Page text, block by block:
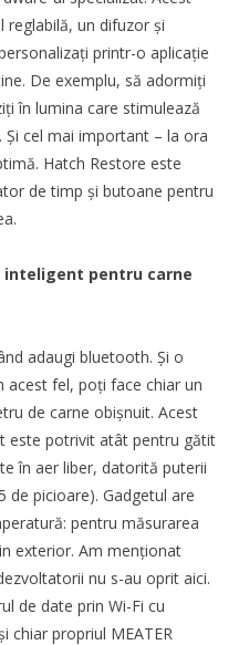
reglabilă, un difuzor și
printr-o aplicație
De exemplu, să adormiți
în lumina care stimulează
cel mai important – la ora
Hatch Restore este
de timp și butoane pentru
inteligent pentru carne
adaugi bluetooth. Și o
acest fel, poți face chiar un
de carne obișnuit. Acest
este potrivit atât pentru gătit
în aer liber, datorită puterii
de picioare). Gadgetul are
pentru măsurarea
exterior. Am menționat
nu s-au oprit aici.
de date prin Wi-Fi cu
chiar propriul MEATER